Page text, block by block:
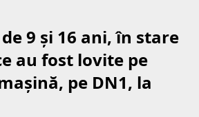
9 și 16 ani, în stare
au fost lovite pe
pe DN1, la